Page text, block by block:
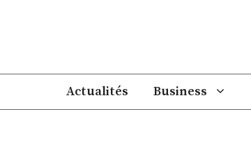
Actualités Business